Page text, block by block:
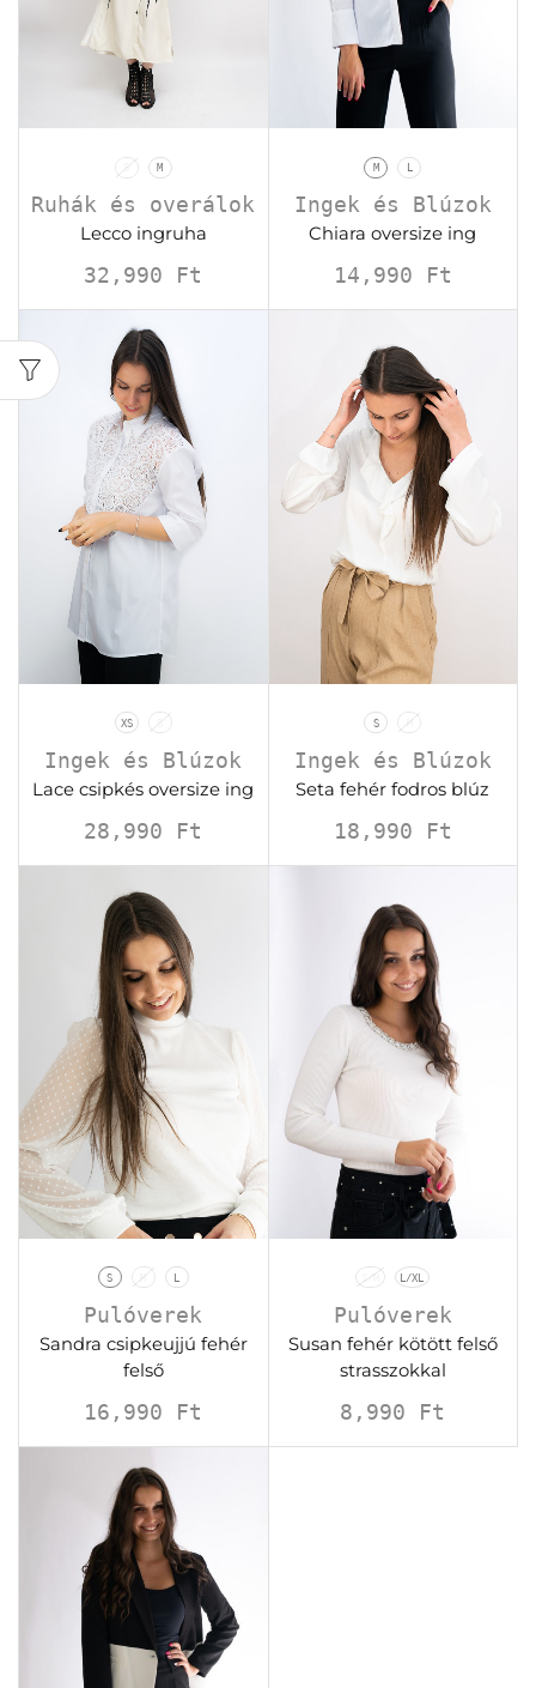
S M
Ruhák és overálok
Lecco ingruha
32,990 Ft
M L
Ingek és Blúzok
Chiara oversize ing
14,990 Ft
XS S
Ingek és Blúzok
Lace csipkés oversize ing
28,990 Ft
S M
Ingek és Blúzok
Seta fehér fodros blúz
18,990 Ft
S M L
Pulóverek
Sandra csipkeujjú fehér
felső
16,990 Ft
S/M L/XL
Pulóverek
Susan fehér kötött felső
strasszokkal
8,990 Ft